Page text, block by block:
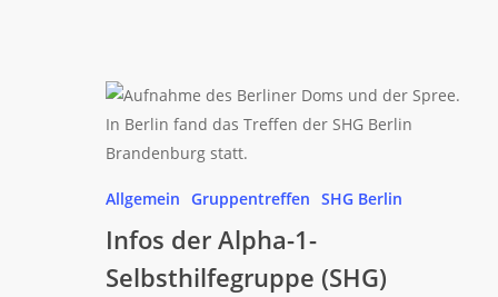
Infos
der
Alpha-
Selbsthilfegruppe
(SHG)
Berlin-
Allgemein Gruppentreffen SHG Berlin
Infos der Alpha-1-
Selbsthilfegruppe (SHG)